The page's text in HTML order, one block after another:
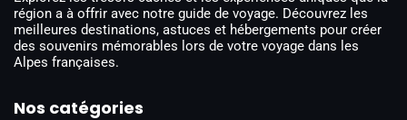
région a à offrir avec notre guide de voyage. Découvrez les
meilleures destinations, astuces et hébergements pour créer
des souvenirs mémorables lors de votre voyage dans les
Alpes françaises.
Nos catégories